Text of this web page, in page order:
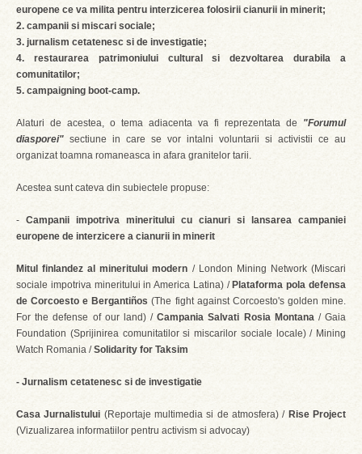
europene ce va milita pentru interzicerea folosirii cianurii in minerit;
2. campanii si miscari sociale;
3. jurnalism cetatenesc si de investigatie;
4. restaurarea patrimoniului cultural si dezvoltarea durabila a
comunitatilor;
5. campaigning boot-camp.
Alaturi de acestea, o tema adiacenta va fi reprezentata de "Forumul
diasporei" sectiune in care se vor intalni voluntarii si activistii ce au
organizat toamna romaneasca in afara granitelor tarii.
Acestea sunt cateva din subiectele propuse:
- Campanii impotriva mineritului cu cianuri si lansarea campaniei
europene de interzicere a cianurii in minerit
Mitul finlandez al mineritului modern / London Mining Network (Miscari
sociale impotriva mineritului in America Latina) /Plataforma pola defensa
de Corcoesto e Bergantiños (The fight against Corcoesto's golden mine.
For the defense of our land) /Campania Salvati Rosia Montana/ Gaia
Foundation (Sprijinirea comunitatilor si miscarilor sociale locale) / Mining
Watch Romania /Solidarity for Taksim
- Jurnalism cetatenesc si de investigatie
Casa Jurnalistului (Reportaje multimedia si de atmosfera) / Rise Project
(Vizualizarea informatiilor pentru activism si advocay)